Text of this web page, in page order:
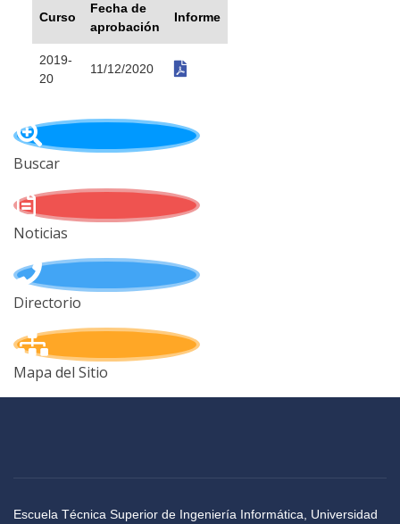
Curso
Fecha de
aprobación
Informe
2019-
20
11/12/2020
Buscar
Noticias
Directorio
Mapa del Sitio
Escuela Técnica Superior de Ingeniería Informática, Universidad